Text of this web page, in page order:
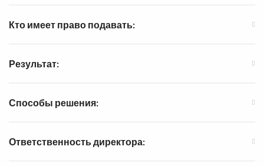
Кто имеет право подавать:
Результат:
Способы решения:
Ответственность директора: